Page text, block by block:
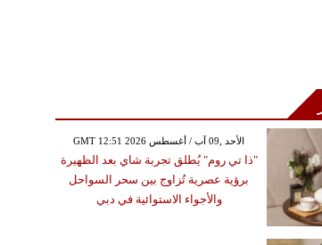
GMT 12:51 2026 الأحد ,09 آب / أغسطس
"ذا تي روم" يُطلق تجربة شاي بعد الظهيرة
برؤية عصرية تُزاوج بين سحر السواحل
والأجواء الاستوائية في دبي